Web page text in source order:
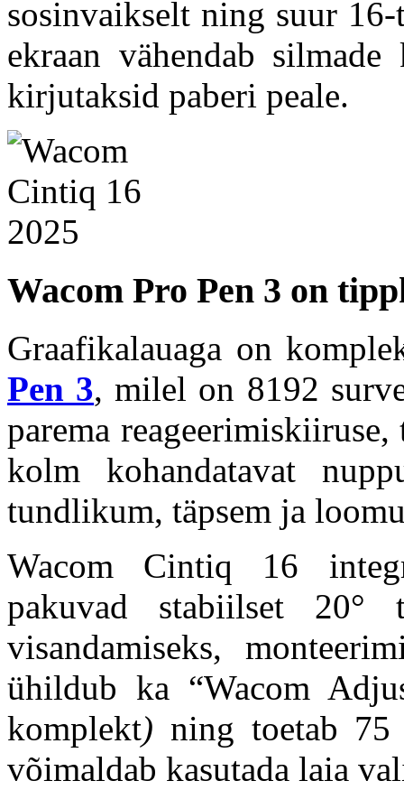
sosinvaikselt ning suur
ekraan vähendab
kirjutaksid paberi peale.
Wacom Pro Pen 3 on
Graafikalauaga on
Pen 3, milel on 8192
parema
kolm kohandatavat
tundlikum, täpsem ja
Wacom Cintiq 16
pakuvad stabiilset
visandamiseks,
ühildub ka “Wacom
komplekt) ning toetab
võimaldab kasutada laia